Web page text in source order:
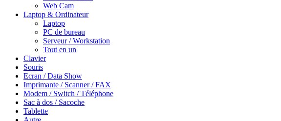
Web Cam
Laptop & Ordinateur
Laptop
PC de bureau
Serveur / Workstation
Tout en un
Clavier
Souris
Ecran / Data Show
Imprimante / Scanner / FAX
Modem / Switch / Téléphone
Sac à dos / Sacoche
Tablette